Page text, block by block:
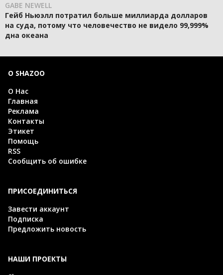
GABE NEWELL
Гейб Ньюэлл потратил больше миллиарда долларов
на суда, потому что человечество не видело 99,999%
дна океана
О SHAZOO
О Нас
Главная
Реклама
Контакты
Этикет
Помощь
RSS
Сообщить об ошибке
ПРИСОЕДИНИТЬСЯ
Завести аккаунт
Подписка
Предложить новость
НАШИ ПРОЕКТЫ